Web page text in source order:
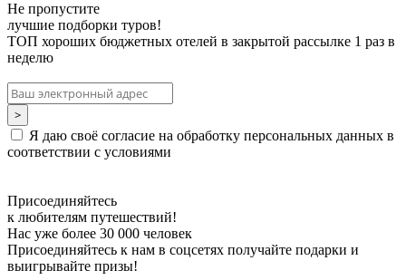
Не пропустите
лучшие подборки туров!
ТОП хороших бюджетных отелей в закрытой рассылке 1 раз в
неделю
Я даю своё согласие на обработку персональных данных в
соответствии с условиями
Присоединяйтесь
к любителям путешествий!
Нас уже более 30 000 человек
Присоединяйтесь к нам в соцсетях получайте подарки и
выигрывайте призы!